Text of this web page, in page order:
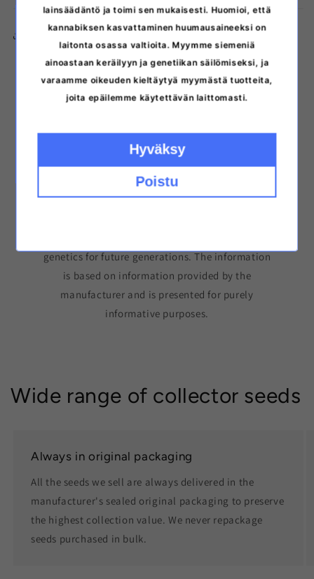
Copy the link to the product
Please note that germinating cannabis seeds may
be prohibited in your area. The seeds are sold for
collecting purposes and to preserve genetics. All
genetics for future generations. The information
is based on information provided by the
manufacturer and is presented for purely
informative purposes.
Wide range of collector seeds
Always in original packaging
All the seeds we sell are always delivered in the
manufacturer's sealed original packaging to preserve
the highest collection value. We never repackage
seeds purchased in bulk.
lainsäädäntö ja toimi sen mukaisesti. Huomioi, että
kannabiksen kasvattaminen huumausaineeksi on
laitonta osassa valtioita. Myymme siemeniä
ainoastaan keräilyyn ja genetiikan säilömiseksi, ja
varaamme oikeuden kieltäytyä myymästä tuotteita,
joita epäilemme käytettävän laittomasti.
Hyväksy
Poistu